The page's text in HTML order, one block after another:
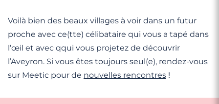
Voilà bien des beaux villages à voir dans un futur
proche avec ce(tte) célibataire qui vous a tapé dans
l’œil et avec qqui vous projetez de découvrir
l’Aveyron. Si vous êtes toujours seul(e), rendez-vous
sur Meetic pour de nouvelles rencontres !